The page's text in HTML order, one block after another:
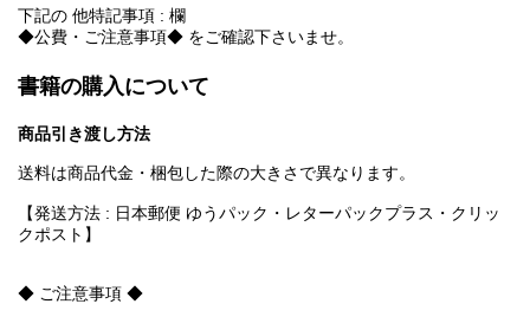
下記の 他特記事項 : 欄
◆公費・ご注意事項◆ をご確認下さいませ。
書籍の購入について
商品引き渡し方法
送料は商品代金・梱包した際の大きさで異なります。
【発送方法 : 日本郵便 ゆうパック・レターパックプラス・クリッ
クポスト】
◆ ご注意事項 ◆